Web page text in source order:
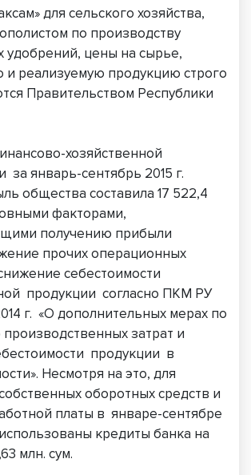
для сельского хозяйства,
по производству
удобрений, цены на сырье,
и реализуемую продукцию строго
Правительством Республики
хозяйственной
за январь-сентябрь 2015 г.
общества составила 17 522,4
факторами,
получению прибыли
прочих операционных
себестоимости
продукции согласно ПКМ РУ
г. «О дополнительных мерах по
затрат и
продукции в
Несмотря на это, для
оборотных средств и
платы в январе-сентябре
кредиты банка на
млн. сум.